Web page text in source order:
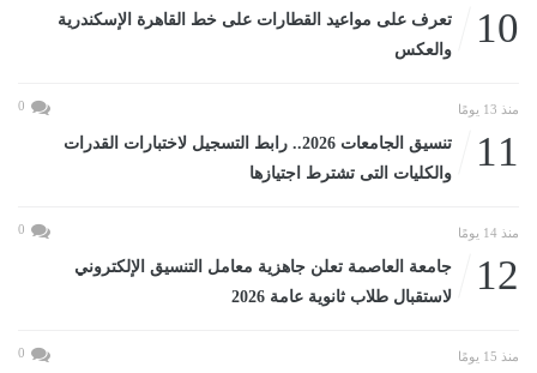
10
تعرف على مواعيد القطارات على خط القاهرة الإسكندرية
والعكس
منذ 13 يومًا 0
11
تنسيق الجامعات 2026.. رابط التسجيل لاختبارات القدرات
والكليات التى تشترط اجتيازها
منذ 14 يومًا 0
12
جامعة العاصمة تعلن جاهزية معامل التنسيق الإلكتروني
لاستقبال طلاب ثانوية عامة 2026
منذ 15 يومًا 0